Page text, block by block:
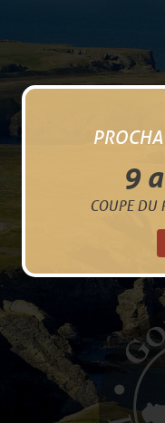
9
COUPE DU